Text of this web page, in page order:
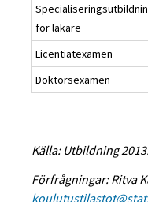
för läkare
Licentiatexamen
Doktorsexamen
Källa: Utbildning
Förfrågningar: Ritva